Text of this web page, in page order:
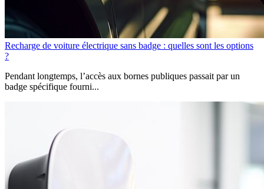
Recharge de voiture électrique sans badge : quelles sont les options
?
Pendant longtemps, l’accès aux bornes publiques passait par un
badge spécifique fourni...